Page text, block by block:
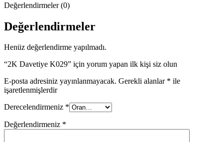
Değerlendirmeler (0)
Değerlendirmeler
Henüz değerlendirme yapılmadı.
“2K Davetiye K029” için yorum yapan ilk kişi siz olun
E-posta adresiniz yayınlanmayacak. Gerekli alanlar * ile
işaretlenmişlerdir
Derecelendirmeniz *
Değerlendirmeniz *